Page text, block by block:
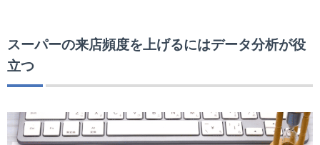
スーパーの来店頻度を上げるにはデータ分析が役
立つ